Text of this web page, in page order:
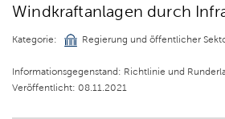
Windkraftanlagen durch
Kategorie: Regierung und öffentlicher
Informationsgegenstand: Richtlinie und
Veröffentlicht: 08.11.2021